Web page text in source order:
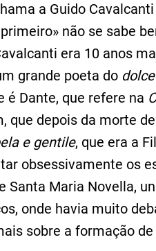
a Guido Cavalcanti
não se sabe
era 10 anos
grande poeta do
é Dante, que refere na
que depois da morte
e gentile, que era a
obsessivamente os
Santa Maria Novella,
onde havia muito
sobre a formação de